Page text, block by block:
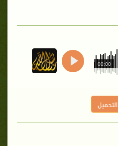
00:00
التحميل